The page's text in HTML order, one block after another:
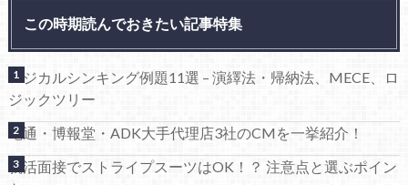
この時期読んでおきたい記事特集
ロジカルシンキング例題11選 – 演繹法・帰納法、MECE、ロ
ジックツリー
電通・博報堂・ADK大手代理店3社のCMを一挙紹介！
就活面接でストライプスーツはOK！？ 注意点と選ぶポイン